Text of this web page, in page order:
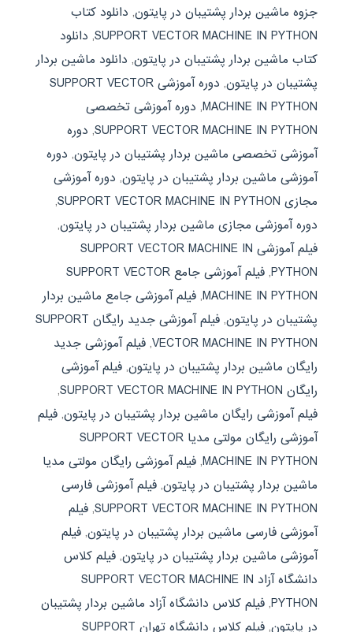
جزوه ماشین بردار پشتیبان در پایتون, دانلود کتاب
SUPPORT VECTOR MACHINE IN PYTHON
, دانلود
کتاب ماشین بردار پشتیبان در پایتون, دانلود ماشین بردار
پشتیبان در پایتون,
دوره آموزشی SUPPORT VECTOR
MACHINE IN PYTHON
, دوره آموزشی تخصصی
SUPPORT VECTOR MACHINE IN PYTHON
, دوره
آموزشی تخصصی ماشین بردار پشتیبان در پایتون, دوره
آموزشی ماشین بردار پشتیبان در پایتون, دوره آموزشی
مجازی SUPPORT VECTOR MACHINE IN PYTHON
,
دوره آموزشی مجازی ماشین بردار پشتیبان در پایتون,
فیلم آموزشی SUPPORT VECTOR MACHINE IN
PYTHON
,
فیلم آموزشی جامع SUPPORT VECTOR
MACHINE IN PYTHON
, فیلم آموزشی جامع ماشین بردار
پشتیبان در پایتون,
فیلم آموزشی جدید رایگان SUPPORT
VECTOR MACHINE IN PYTHON
, فیلم آموزشی جدید
رایگان ماشین بردار پشتیبان در پایتون, فیلم آموزشی
رایگان SUPPORT VECTOR MACHINE IN PYTHON
,
فیلم آموزشی رایگان ماشین بردار پشتیبان در پایتون, فیلم
آموزشی رایگان مولتی مدیا SUPPORT VECTOR
MACHINE IN PYTHON
, فیلم آموزشی رایگان مولتی مدیا
ماشین بردار پشتیبان در پایتون, فیلم آموزشی فارسی
SUPPORT VECTOR MACHINE IN PYTHON
, فیلم
آموزشی فارسی ماشین بردار پشتیبان در پایتون, فیلم
آموزشی ماشین بردار پشتیبان در پایتون, فیلم کلاس
دانشگاه آزاد SUPPORT VECTOR MACHINE IN
PYTHON
, فیلم کلاس دانشگاه آزاد ماشین بردار پشتیبان
در پایتون,
فیلم کلاس دانشگاه تهران SUPPORT